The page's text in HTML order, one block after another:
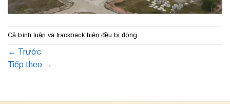
Cả bình luận và trackback hiện đều bị đóng.
← Trước
Tiếp theo →